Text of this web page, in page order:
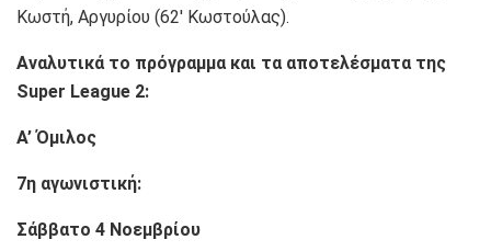
Κωστή, Αργυρίου (62′ Κωστούλας).
Αναλυτικά το πρόγραμμα και τα αποτελέσματα της
Super League 2:
Α’ Όμιλος
7η αγωνιστική:
Σάββατο 4 Νοεμβρίου